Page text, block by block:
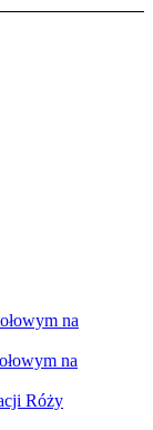
na
na
Róży